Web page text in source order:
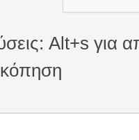
Alt+s για